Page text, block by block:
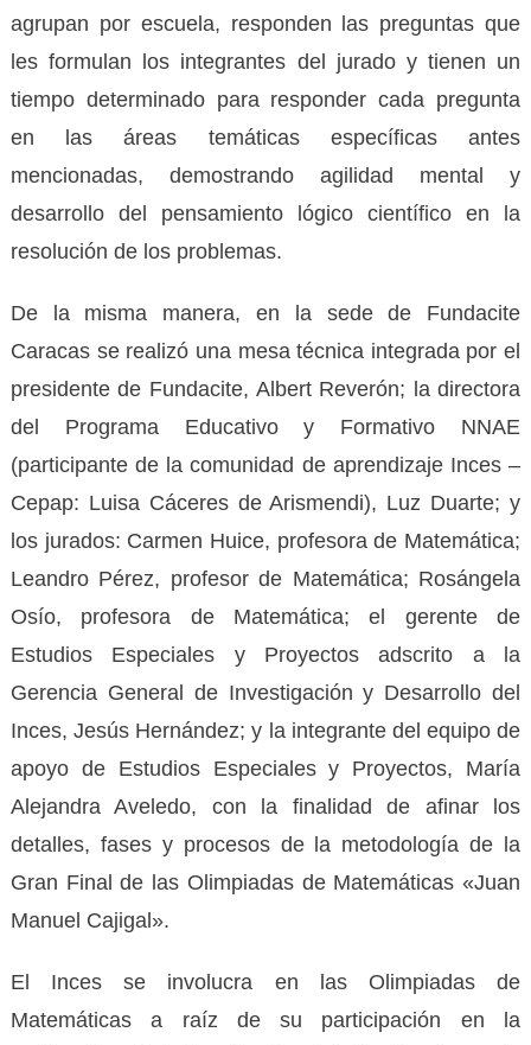
agrupan por escuela, responden las preguntas que
les formulan los integrantes del jurado y tienen un
tiempo determinado para responder cada pregunta
en las áreas temáticas específicas antes
mencionadas, demostrando agilidad mental y
desarrollo del pensamiento lógico científico en la
resolución de los problemas.
De la misma manera, en la sede de Fundacite
Caracas se realizó una mesa técnica integrada por el
presidente de Fundacite, Albert Reverón; la directora
del Programa Educativo y Formativo NNAE
(participante de la comunidad de aprendizaje Inces –
Cepap: Luisa Cáceres de Arismendi), Luz Duarte; y
los jurados: Carmen Huice, profesora de Matemática;
Leandro Pérez, profesor de Matemática; Rosángela
Osío, profesora de Matemática; el gerente de
Estudios Especiales y Proyectos adscrito a la
Gerencia General de Investigación y Desarrollo del
Inces, Jesús Hernández; y la integrante del equipo de
apoyo de Estudios Especiales y Proyectos, María
Alejandra Aveledo, con la finalidad de afinar los
detalles, fases y procesos de la metodología de la
Gran Final de las Olimpiadas de Matemáticas «Juan
Manuel Cajigal».
El Inces se involucra en las Olimpiadas de
Matemáticas a raíz de su participación en la